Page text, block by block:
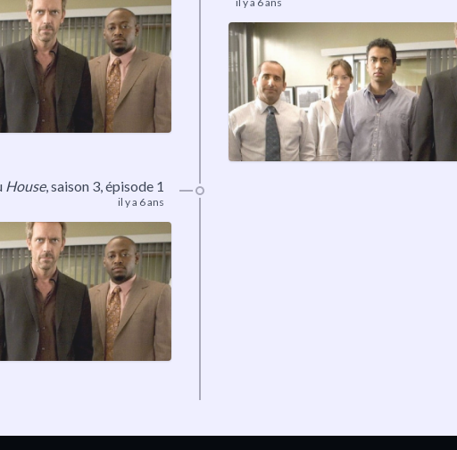
House,saison 3, épisode 1
il y a 6 ans